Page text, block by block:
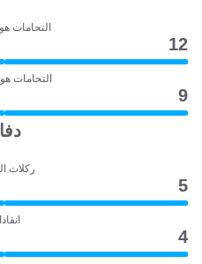
التحامات
12
التحامات
9
ركلات
5
4